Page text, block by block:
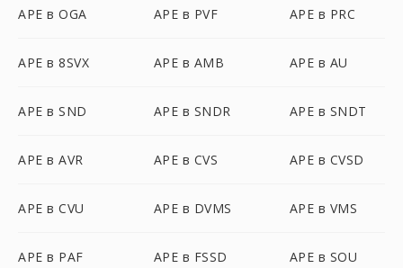
APE в OGA APE в PVF APE в PRC
APE в 8SVX APE в AMB APE в AU
APE в SND APE в SNDR APE в SNDT
APE в AVR APE в CVS APE в CVSD
APE в CVU APE в DVMS APE в VMS
APE в PAF APE в FSSD APE в SOU